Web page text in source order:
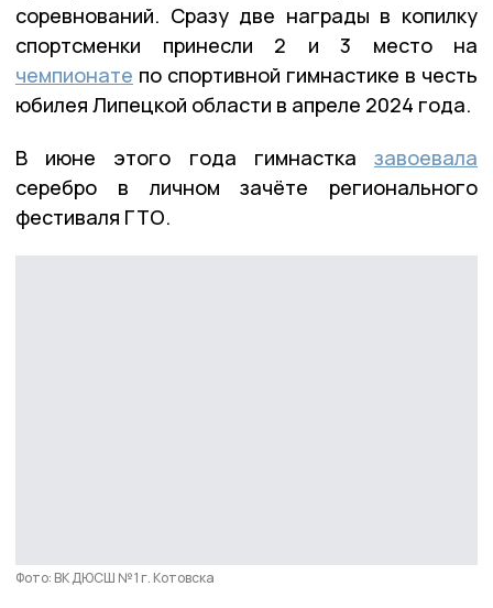
соревнований. Сразу две награды в копилку
спортсменки принесли 2 и 3 место на
чемпионате по спортивной гимнастике в честь
юбилея Липецкой области в апреле 2024 года.
В июне этого года гимнастка завоевала
серебро в личном зачёте регионального
фестиваля ГТО.
Фото: ВК ДЮСШ № 1 г. Котовска